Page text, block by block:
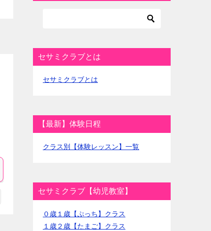
セサミクラブとは
セサミクラブとは
【最新】体験日程
クラス別【体験レッスン】一覧
セサミクラブ【幼児教室】
０歳１歳【ぷっち】クラス
１歳２歳【たまご】クラス